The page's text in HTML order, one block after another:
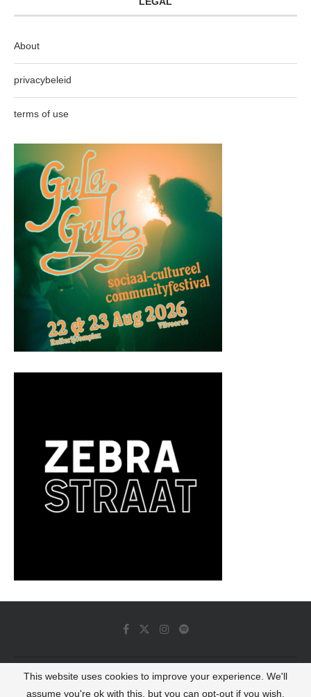
About
privacybeleid
terms of use
© 2022 - Luminous Dash All Rights Reserved
This website uses cookies to improve your experience. We'll
assume you're ok with this, but you can opt-out if you wish.